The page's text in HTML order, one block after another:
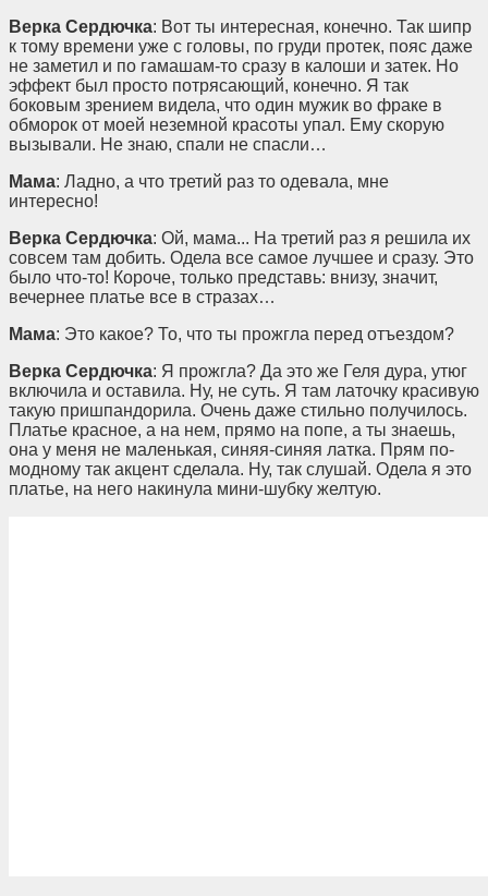
Верка Сердючка: Вот ты интересная, конечно. Так шипр
к тому времени уже с головы, по груди протек, пояс даже
не заметил и по гамашам-то сразу в калоши и затек. Но
эффект был просто потрясающий, конечно. Я так
боковым зрением видела, что один мужик во фраке в
обморок от моей неземной красоты упал. Ему скорую
вызывали. Не знаю, спали не спасли…
Мама: Ладно, а что третий раз то одевала, мне
интересно!
Верка Сердючка: Ой, мама... На третий раз я решила их
совсем там добить. Одела все самое лучшее и сразу. Это
было что-то! Короче, только представь: внизу, значит,
вечернее платье все в стразах…
Мама: Это какое? То, что ты прожгла перед отъездом?
Верка Сердючка: Я прожгла? Да это же Геля дура, утюг
включила и оставила. Ну, не суть. Я там латочку красивую
такую пришпандорила. Очень даже стильно получилось.
Платье красное, а на нем, прямо на попе, а ты знаешь,
она у меня не маленькая, синяя-синяя латка. Прям по-
модному так акцент сделала. Ну, так слушай. Одела я это
платье, на него накинула мини-шубку желтую.